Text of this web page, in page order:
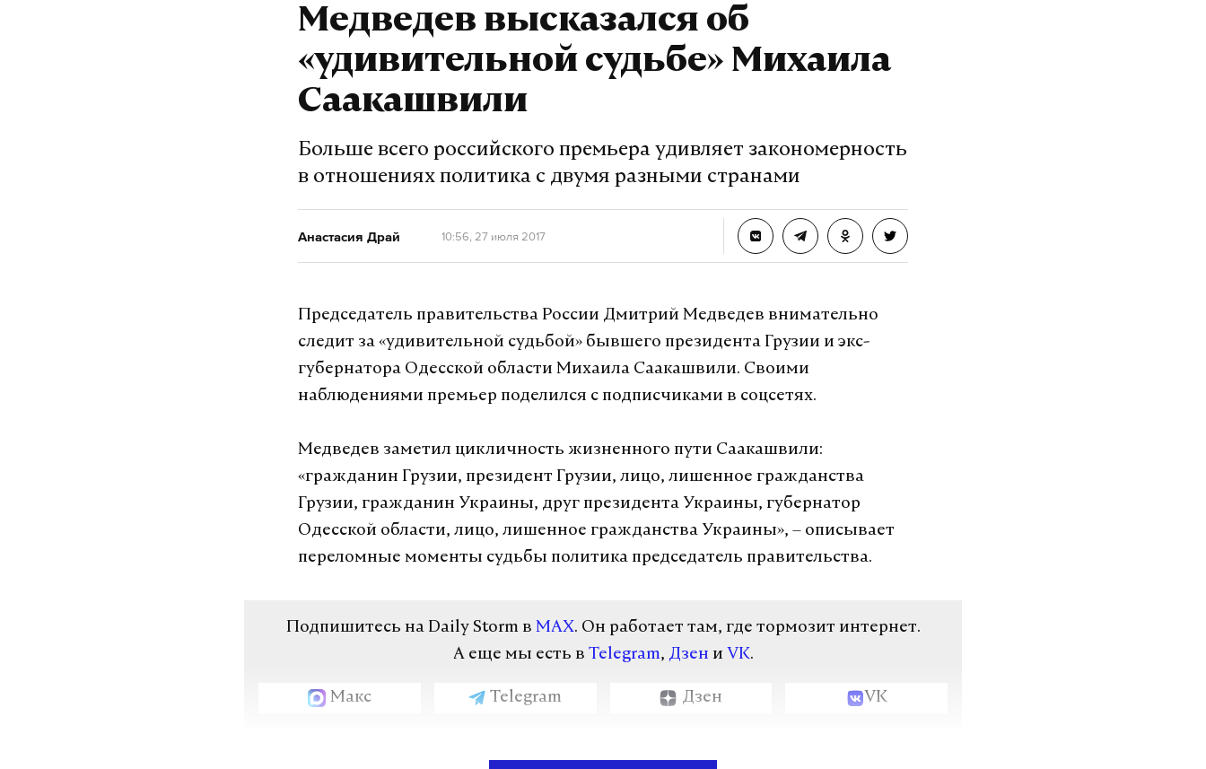
Медведев высказался об
«удивительной судьбе» Михаила
Саакашвили
Больше всего российского премьера удивляет закономерность
в отношениях политика с двумя разными странами
Анастасия Драй 10:56, 27 июля 2017
Председатель правительства России Дмитрий Медведев внимательно
следит за «удивительной судьбой» бывшего президента Грузии и экс-
губернатора Одесской области Михаила Саакашвили. Своими
наблюдениями премьер поделился с подписчиками в соцсетях.
Медведев заметил цикличность жизненного пути Саакашвили:
«гражданин Грузии, президент Грузии, лицо, лишенное гражданства
Грузии, гражданин Украины, друг президента Украины, губернатор
Одесской области, лицо, лишенное гражданства Украины», – описывает
переломные моменты судьбы политика председатель правительства.
Подпишитесь на Daily Storm в MAX. Он работает там, где тормозит интернет.
А еще мы есть в Telegram, Дзен и VK.
Макс Telegram Дзен VK